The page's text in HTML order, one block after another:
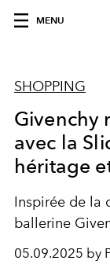
MENU
SHOPPING
Givenchy
avec la
héritage
Inspirée de la
ballerine
05.09.2025 by